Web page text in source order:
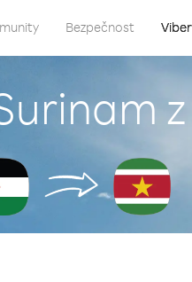
Bezpečnost